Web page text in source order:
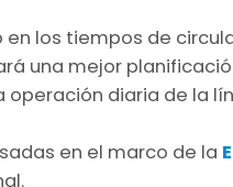
los tiempos de
una mejor
diaria de la
en el marco de la